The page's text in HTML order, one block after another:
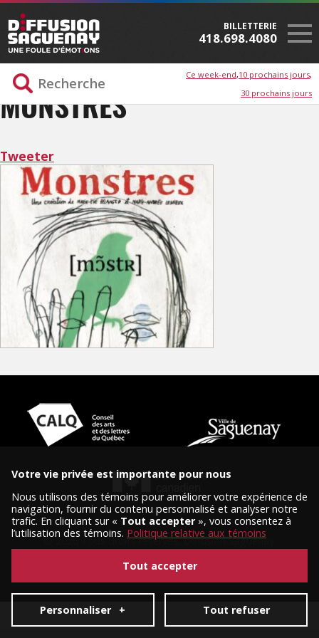
BILLETTERIE
418.698.4080
Ce week-end 10 prochains jours
30 prochains jours
MONSTRES
Tweeter
© 2026 Tous droits réservés, Diffusion Saguenay.
Conception et réalisation :Nubee|Mes préférences cookies
Votre vie privée est importante pour nous
Nous utilisons des témoins pour améliorer votre expérience de
navigation, fournir du contenu personnalisé et analyser notre
trafic. En cliquant sur « Tout accepter», vous consentez à
l’utilisation des témoins. Politique relative aux témoins
Personnaliser + Tout refuser
Tout accepter